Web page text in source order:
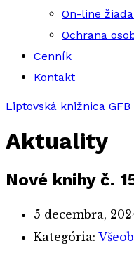
On-line
Ochrana
Cenník
Kontakt
Liptovská knižnica GFB
Aktuality
Nové knihy č.
5 decembra,
Kategória: